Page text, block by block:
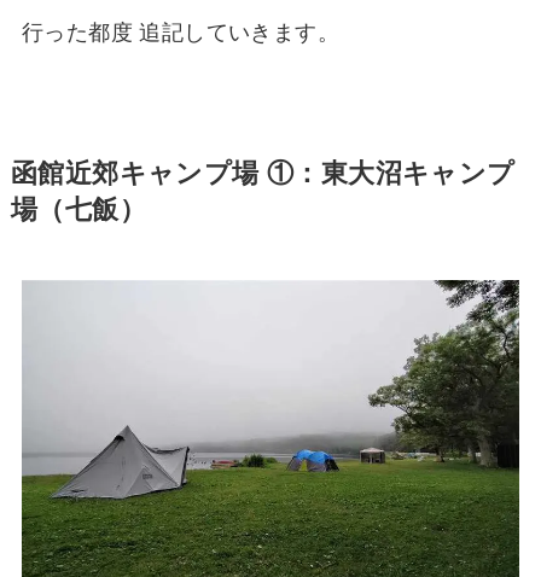
行った都度 追記していきます。
函館近郊キャンプ場 ①：東大沼キャンプ
場（七飯）